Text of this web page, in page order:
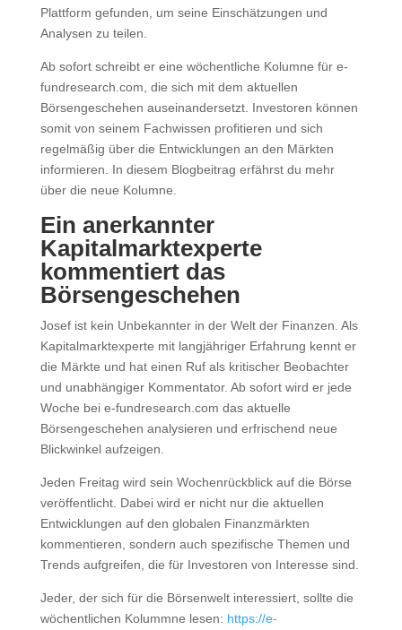
Plattform gefunden, um seine Einschätzungen und
Analysen zu teilen.
Ab sofort schreibt er eine wöchentliche Kolumne für e-
fundresearch.com, die sich mit dem aktuellen
Börsengeschehen auseinandersetzt. Investoren können
somit von seinem Fachwissen profitieren und sich
regelmäßig über die Entwicklungen an den Märkten
informieren. In diesem Blogbeitrag erfährst du mehr
über die neue Kolumne.
Ein anerkannter
Kapitalmarktexperte
kommentiert das
Börsengeschehen
Josef ist kein Unbekannter in der Welt der Finanzen. Als
Kapitalmarktexperte mit langjähriger Erfahrung kennt er
die Märkte und hat einen Ruf als kritischer Beobachter
und unabhängiger Kommentator. Ab sofort wird er jede
Woche bei e-fundresearch.com das aktuelle
Börsengeschehen analysieren und erfrischend neue
Blickwinkel aufzeigen.
Jeden Freitag wird sein Wochenrückblick auf die Börse
veröffentlicht. Dabei wird er nicht nur die aktuellen
Entwicklungen auf den globalen Finanzmärkten
kommentieren, sondern auch spezifische Themen und
Trends aufgreifen, die für Investoren von Interesse sind.
Jeder, der sich für die Börsenwelt interessiert, sollte die
wöchentlichen Kolummne lesen: https://e-